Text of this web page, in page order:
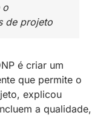
o
de projeto
é criar um
que permite o
explicou
a qualidade,